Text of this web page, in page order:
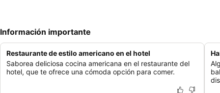
Información importante
Restaurante de estilo americano en el hotel
Saborea deliciosa cocina americana en el restaurante del
hotel, que te ofrece una cómoda opción para comer.